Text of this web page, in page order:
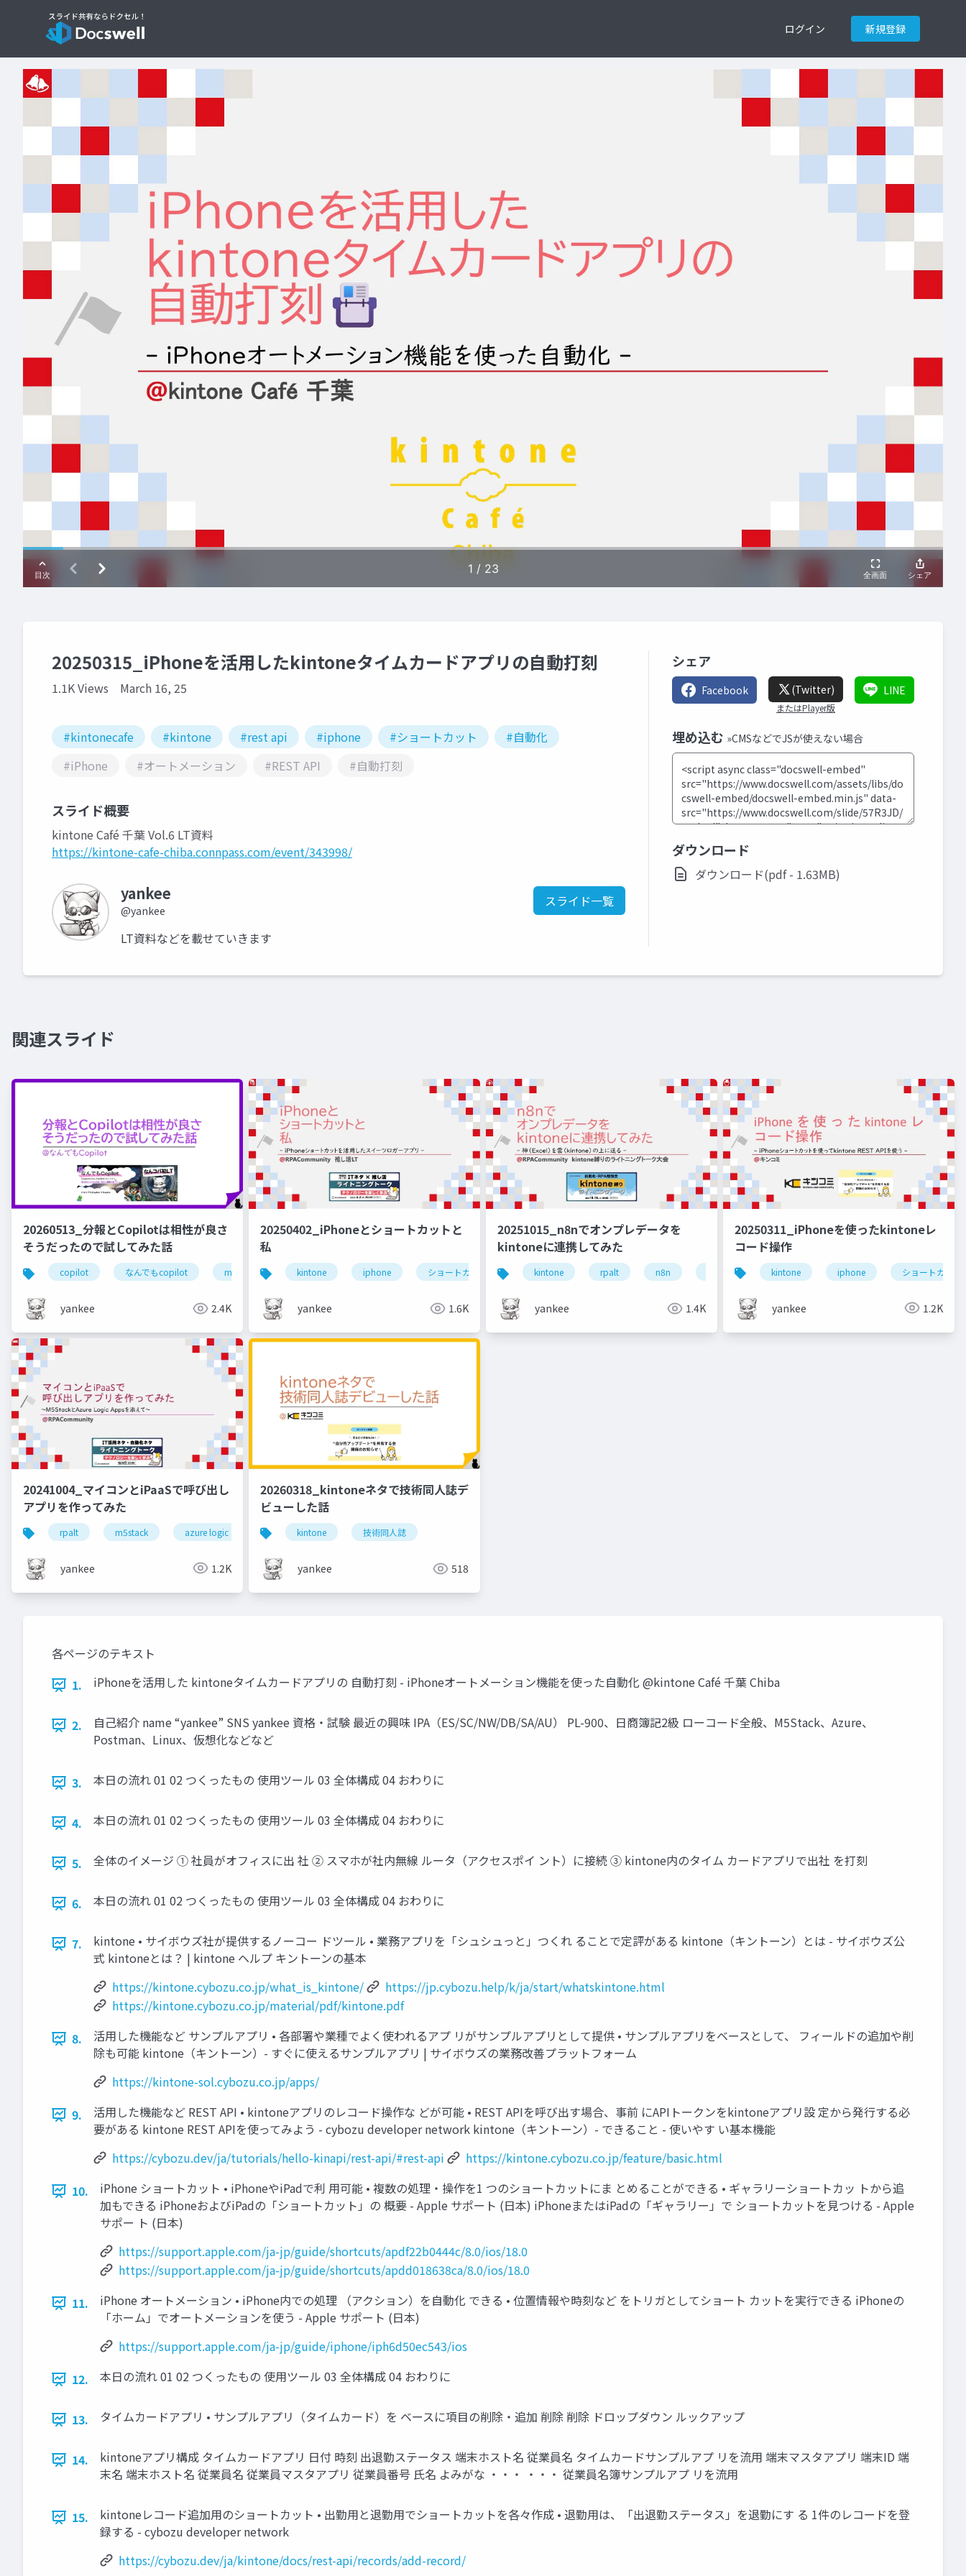
ログイン 新規登録
20250315_iPhoneを活用したkintoneタイムカードアプリの自動打刻
1.1K Views March 16, 25
#kintonecafe #kintone #rest api #iphone #ショートカット
#自動化
#iPhone
#オートメーション #REST API #自動打刻
スライド概要
kintone Café 千葉 Vol.6 LT資料
https://kintone-cafe-chiba.connpass.com/event/343998/
yankee
@yankee
スライド一覧
LT資料などを載せていきます
シェア
Facebook (Twitter)
またはPlayer版
LINE
埋め込む »CMSなどでJSが使えない場合
ダウンロード
ダウンロード(pdf - 1.63MB)
関連スライド
20260513_分報とCopilotは相性が良さ
そうだったので試してみた話
copilot なんでもcopilot microsoft 365 copilot 分報
yankee 2.4K
20250402_iPhoneとショートカットと
私
kintone iphone ショートカット rpalt 推し活 スイーツ
yankee 1.6K
20251015_n8nでオンプレデータを
kintoneに連携してみた
kintone rpalt n8n rest api
yankee 1.4K
20250311_iPhoneを使ったkintoneレ
コード操作
kintone iphone ショートカット
yankee 1.2K
20241004_マイコンとiPaaSで呼び出し
アプリを作ってみた
rpalt m5stack azure logic apps ipaas iot
yankee 1.2K
20260318_kintoneネタで技術同人誌デ
ビューした話
kintone 技術同人誌
yankee 518
各ページのテキスト
1.
iPhoneを活用した kintoneタイムカードアプリの 自動打刻 - iPhoneオートメーション機能を使った自動化 @kintone Café 千葉 Chiba
2.
自己紹介 name “yankee” SNS yankee 資格・試験 最近の興味 IPA（ES/SC/NW/DB/SA/AU） PL-900、日商簿記2級 ローコード全般、M5Stack、Azure、
Postman、Linux、仮想化などなど
3. 本日の流れ 01 02 つくったもの 使用ツール 03 全体構成 04 おわりに
4. 本日の流れ 01 02 つくったもの 使用ツール 03 全体構成 04 おわりに
5. 全体のイメージ ① 社員がオフィスに出 社 ② スマホが社内無線 ルータ（アクセスポイ ント）に接続 ③ kintone内のタイム カードアプリで出社 を打刻
6. 本日の流れ 01 02 つくったもの 使用ツール 03 全体構成 04 おわりに
7.
kintone • サイボウズ社が提供するノーコー ドツール • 業務アプリを「シュシュっと」つくれ ることで定評がある kintone（キントーン）とは - サイボウズ公
式 kintoneとは？ | kintone ヘルプ キントーンの基本
https://kintone.cybozu.co.jp/what_is_kintone/
https://jp.cybozu.help/k/ja/start/whatskintone.html
https://kintone.cybozu.co.jp/material/pdf/kintone.pdf
8.
活用した機能など サンプルアプリ • 各部署や業種でよく使われるアプ リがサンプルアプリとして提供 • サンプルアプリをベースとして、 フィールドの追加や削
除も可能 kintone（キントーン）- すぐに使えるサンプルアプリ | サイボウズの業務改善プラットフォーム
https://kintone-sol.cybozu.co.jp/apps/
9.
活用した機能など REST API • kintoneアプリのレコード操作な どが可能 • REST APIを呼び出す場合、事前 にAPIトークンをkintoneアプリ設 定から発行する必
要がある kintone REST APIを使ってみよう - cybozu developer network kintone（キントーン）- できること - 使いやす い基本機能
https://cybozu.dev/ja/tutorials/hello-kinapi/rest-api/#rest-api
https://kintone.cybozu.co.jp/feature/basic.html
10.
iPhone ショートカット • iPhoneやiPadで利 用可能 • 複数の処理・操作を1 つのショートカットにま とめることができる • ギャラリーショートカッ トから追
加もできる iPhoneおよびiPadの「ショートカット」の 概要 - Apple サポート (日本) iPhoneまたはiPadの「ギャラリー」で ショートカットを見つける - Apple
サポー ト (日本)
https://support.apple.com/ja-jp/guide/shortcuts/apdf22b0444c/8.0/ios/18.0
https://support.apple.com/ja-jp/guide/shortcuts/apdd018638ca/8.0/ios/18.0
11.
iPhone オートメーション • iPhone内での処理 （アクション）を自動化 できる • 位置情報や時刻など をトリガとしてショート カットを実行できる iPhoneの
「ホーム」でオートメーションを使う - Apple サポート (日本)
https://support.apple.com/ja-jp/guide/iphone/iph6d50ec543/ios
12.
本日の流れ 01 02 つくったもの 使用ツール 03 全体構成 04 おわりに
13. タイムカードアプリ • サンプルアプリ（タイムカード）を ベースに項目の削除・追加 削除 削除 ドロップダウン ルックアップ
14.
kintoneアプリ構成 タイムカードアプリ 日付 時刻 出退勤ステータス 端末ホスト名 従業員名 タイムカードサンプルアプ リを流用 端末マスタアプリ 端末ID 端
末名 端末ホスト名 従業員名 従業員マスタアプリ 従業員番号 氏名 よみがな ・・・ ・・・ 従業員名簿サンプルアプ リを流用
15.
kintoneレコード追加用のショートカット • 出勤用と退勤用でショートカットを各々作成 • 退勤用は、「出退勤ステータス」を退勤にす る 1件のレコードを登
録する - cybozu developer network
https://cybozu.dev/ja/kintone/docs/rest-api/records/add-record/